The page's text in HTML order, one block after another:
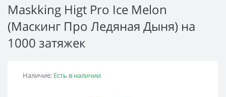
Maskking Higt Pro Ice Melon
(Маскинг Про Ледяная Дыня) на
1000 затяжек
Наличие: Есть в наличии